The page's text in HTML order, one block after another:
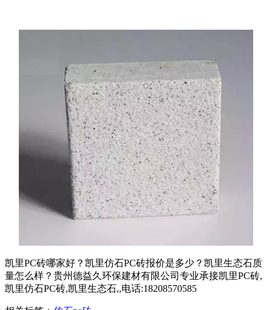
凯里PC砖哪家好？凯里仿石PC砖报价是多少？凯里生态石质
量怎么样？贵州德益久环保建材有限公司专业承接凯里PC砖,
凯里仿石PC砖,凯里生态石,,电话:18208570585